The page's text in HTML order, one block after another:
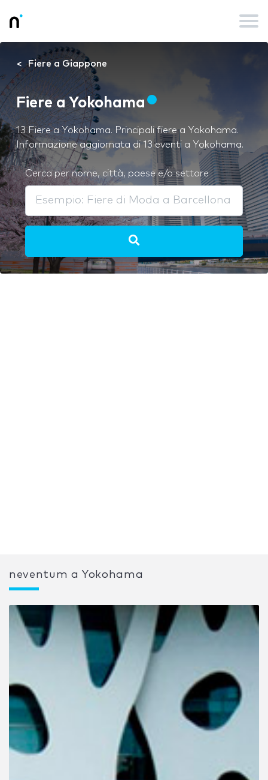
Fiere a Giappone
Fiere a Yokohama
13 Fiere a Yokohama. Principali fiere a Yokohama.
Informazione aggiornata di 13 eventi a Yokohama.
Cerca per nome, città, paese e/o settore
neventum a Yokohama